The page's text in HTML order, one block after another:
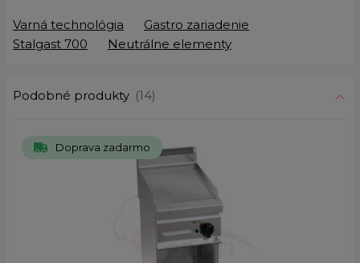
Varná technológia
Gastro zariadenie
Stalgast 700
Neutrálne elementy
Podobné produkty (14)
Doprava zadarmo